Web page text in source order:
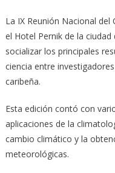
La IX Reunión Nacional
el Hotel Pernik de la
socializar los principales
ciencia entre
caribeña.
Esta edición contó con
aplicaciones de la
cambio climático y la
meteorológicas.